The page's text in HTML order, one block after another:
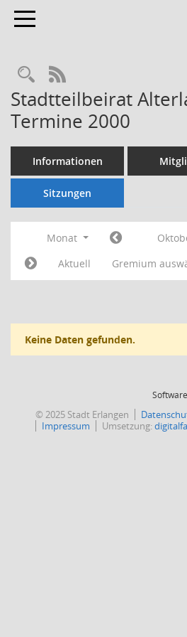
Toggle navigation
Rechercheauswahl
RSS-Feed
Stadtteilbeirat
Termine 2000
Informationen
Sitzungen
Monat
Aktuell
Gremium
Keine Daten gefunden.
© 2025 Stadt Erlangen
Impressum
Umsetzung: